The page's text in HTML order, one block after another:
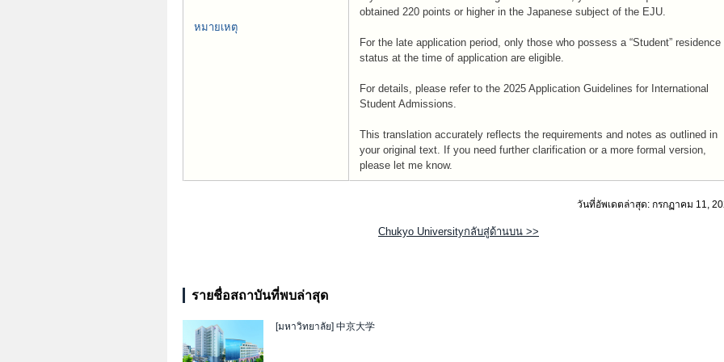
หมายเหตุ
obtained 220 points or higher in the Japanese subject of the EJU.
For the late application period, only those who possess a “Student” residence
status at the time of application are eligible.
For details, please refer to the 2025 Application Guidelines for International
Student Admissions.
This translation accurately reflects the requirements and notes as outlined in
your original text. If you need further clarification or a more formal version,
please let me know.
วันที่อัพเดตล่าสุด: กรกฏาคม 11,
Chukyo Universityกลับสู่ด้านบน >>
รายชื่อสถาบันที่พบล่าสุด
[มหาวิทยาลัย] 中京大学